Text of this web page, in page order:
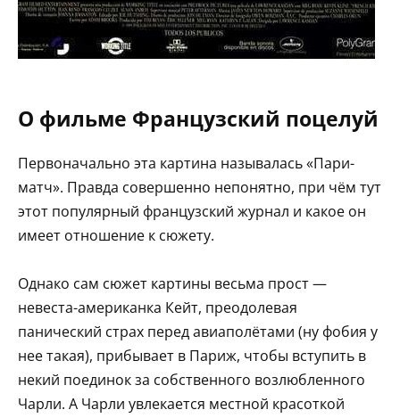
О фильме Французский поцелуй
Первоначально эта картина называлась «Пари-
матч». Правда совершенно непонятно, при чём тут
этот популярный французский журнал и какое он
имеет отношение к сюжету.
Однако сам сюжет картины весьма прост —
невеста-американка Кейт, преодолевая
панический страх перед авиаполётами (ну фобия у
нее такая), прибывает в Париж, чтобы вступить в
некий поединок за собственного возлюбленного
Чарли. А Чарли увлекается местной красоткой